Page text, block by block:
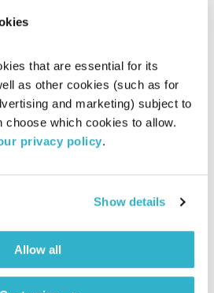
that are essential for its
as other cookies (such as for
and marketing) subject to
choose which cookies to allow.
privacy policy.
Show details
Allow all
כל יום מחדש – 13.6.22
כל יום מחדש
אמיר פרי